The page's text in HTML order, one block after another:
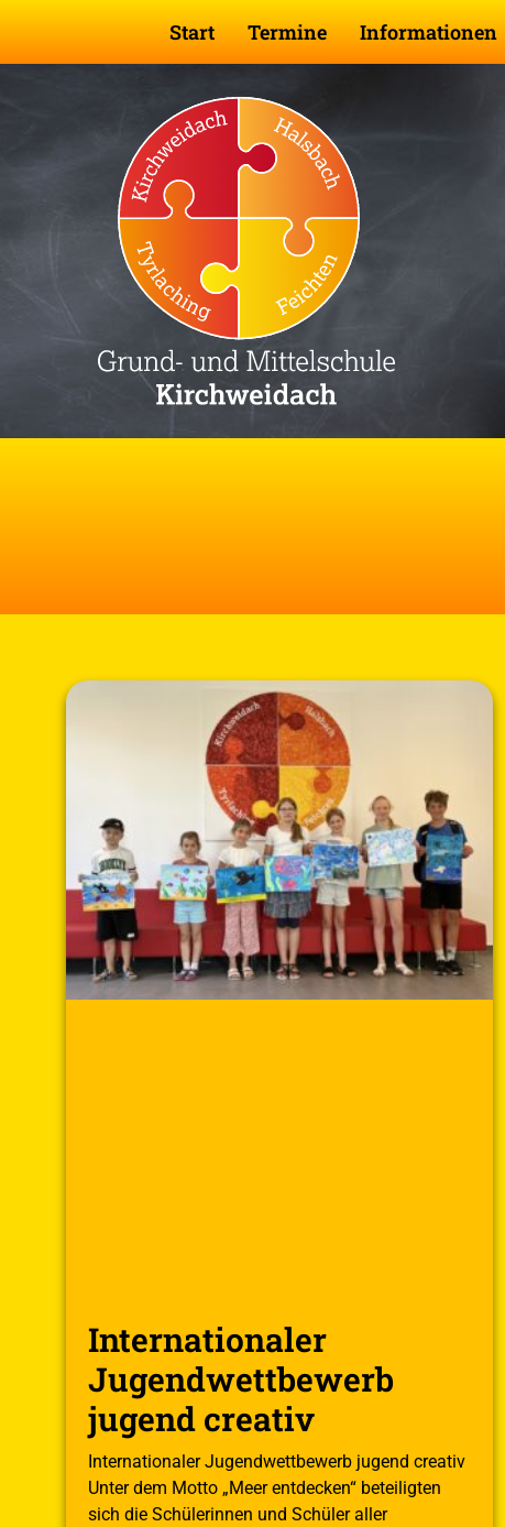
Start Termine Informationen
Internationaler
Jugendwettbewerb
jugend creativ
Internationaler Jugendwettbewerb jugend creativ
Unter dem Motto „Meer entdecken“ beteiligten
sich die Schülerinnen und Schüler aller